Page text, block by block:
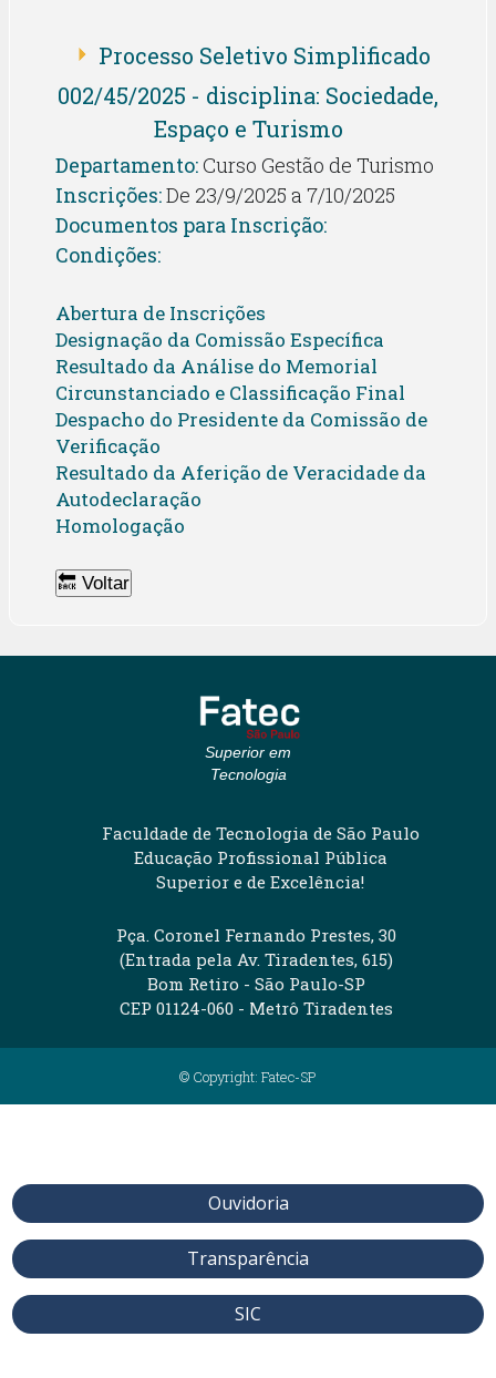
Processo Seletivo Simplificado
002/45/2025 - disciplina: Sociedade,
Espaço e Turismo
Departamento: Curso Gestão de Turismo
Inscrições:De 23/9/2025 a 7/10/2025
Documentos para Inscrição:
Condições:
Abertura de Inscrições
Designação da Comissão Específica
Resultado da Análise do Memorial
Circunstanciado e Classificação Final
Despacho do Presidente da Comissão de
Verificação
Resultado da Aferição de Veracidade da
Autodeclaração
Homologação
🔙 Voltar
Superior em
Tecnologia
Faculdade de Tecnologia de São Paulo
Educação Profissional Pública
Superior e de Excelência!
Pça. Coronel Fernando Prestes, 30
(Entrada pela Av. Tiradentes, 615)
Bom Retiro - São Paulo-SP
CEP 01124-060 - Metrô Tiradentes
© Copyright: Fatec-SP
Ouvidoria
Transparência
SIC